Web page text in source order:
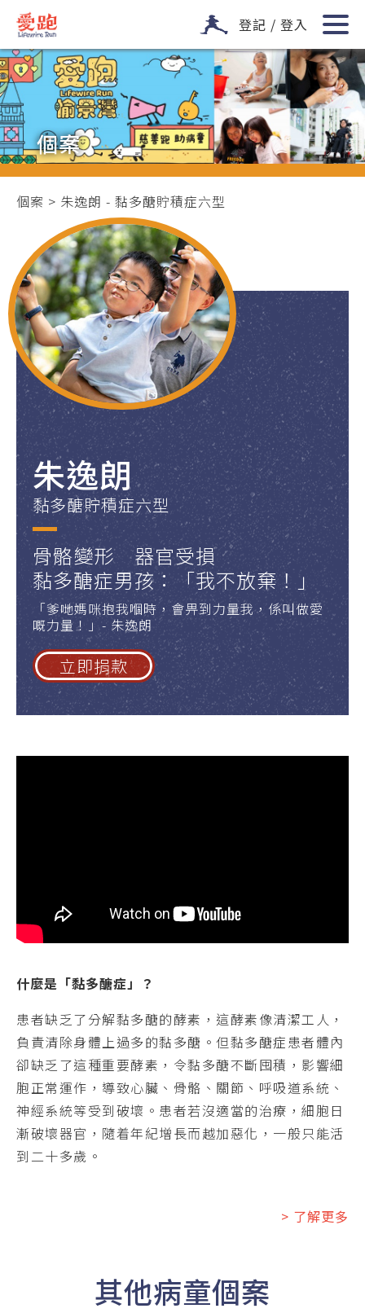
登記 / 登入
個案
個案 > 朱逸朗 - 黏多醣貯積症六型
朱逸朗
黏多醣貯積症六型
骨骼變形 器官受損
黏多醣症男孩：「我不放棄！」
「爹哋媽咪抱我嗰時，會畀到力量我，係叫做愛
嘅力量！」- 朱逸朗
立即捐款
什麼是「黏多醣症」？
患者缺乏了分解黏多醣的酵素，這酵素像清潔工人，
負責清除身體上過多的黏多醣。但黏多醣症患者體內
卻缺乏了這種重要酵素，令黏多醣不斷囤積，影響細
胞正常運作，導致心臟、骨骼、關節、呼吸道系統、
神經系統等受到破壞。患者若沒適當的治療，細胞日
漸破壞器官，隨着年紀增長而越加惡化，一般只能活
到二十多歲。
> 了解更多
其他病童個案